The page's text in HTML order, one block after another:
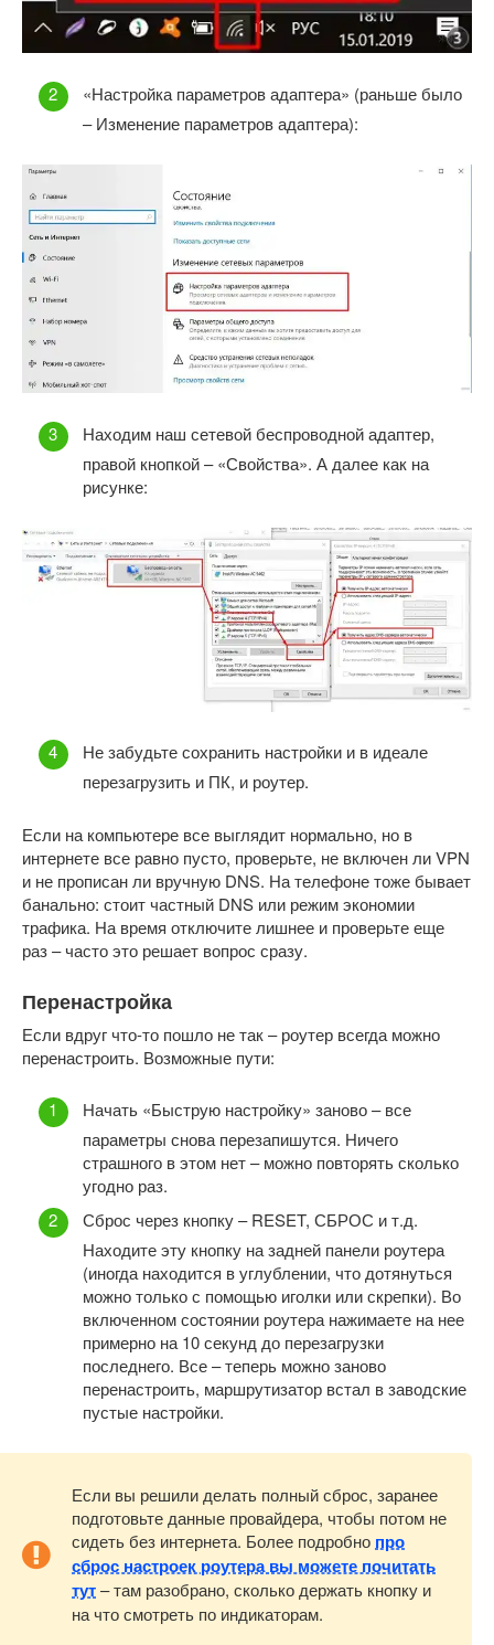
«Настройка параметров адаптера» (раньше было
– Изменение параметров адаптера):
Находим наш сетевой беспроводной адаптер,
правой кнопкой – «Свойства». А далее как на
рисунке:
Не забудьте сохранить настройки и в идеале
перезагрузить и ПК, и роутер.
Если на компьютере все выглядит нормально, но в
интернете все равно пусто, проверьте, не включен ли VPN
и не прописан ли вручную DNS. На телефоне тоже бывает
банально: стоит частный DNS или режим экономии
трафика. На время отключите лишнее и проверьте еще
раз – часто это решает вопрос сразу.
Перенастройка
Если вдруг что-то пошло не так – роутер всегда можно
перенастроить. Возможные пути:
Начать «Быструю настройку» заново – все
параметры снова перезапишутся. Ничего
страшного в этом нет – можно повторять сколько
угодно раз.
Сброс через кнопку – RESET, СБРОС и т.д.
Находите эту кнопку на задней панели роутера
(иногда находится в углублении, что дотянуться
можно только с помощью иголки или скрепки). Во
включенном состоянии роутера нажимаете на нее
примерно на 10 секунд до перезагрузки
последнего. Все – теперь можно заново
перенастроить, маршрутизатор встал в заводские
пустые настройки.
Если вы решили делать полный сброс, заранее
подготовьте данные провайдера, чтобы потом не
сидеть без интернета. Более подробнопро
сброс настроек роутера вы можете почитать
тут– там разобрано, сколько держать кнопку и
на что смотреть по индикаторам.